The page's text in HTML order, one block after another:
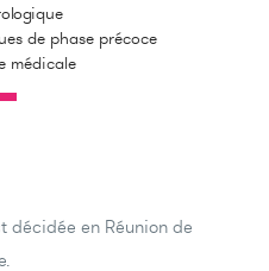
de phase précoce
médicale
décidée en Réunion de